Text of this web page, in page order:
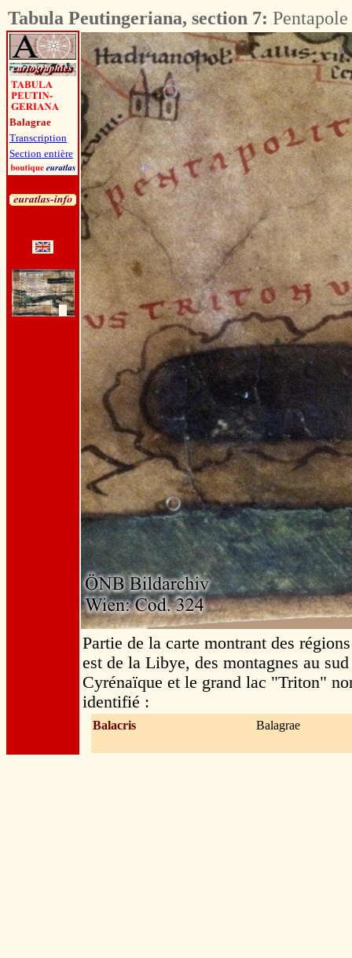
Tabula Peutingeriana, section 7:
Balagrae
Transcription
Section entière
Partie de la carte montrant des
est de la Libye, des montagnes au
Cyrénaïque et le grand lac "Triton"
identifié :
Balacris Balagrae